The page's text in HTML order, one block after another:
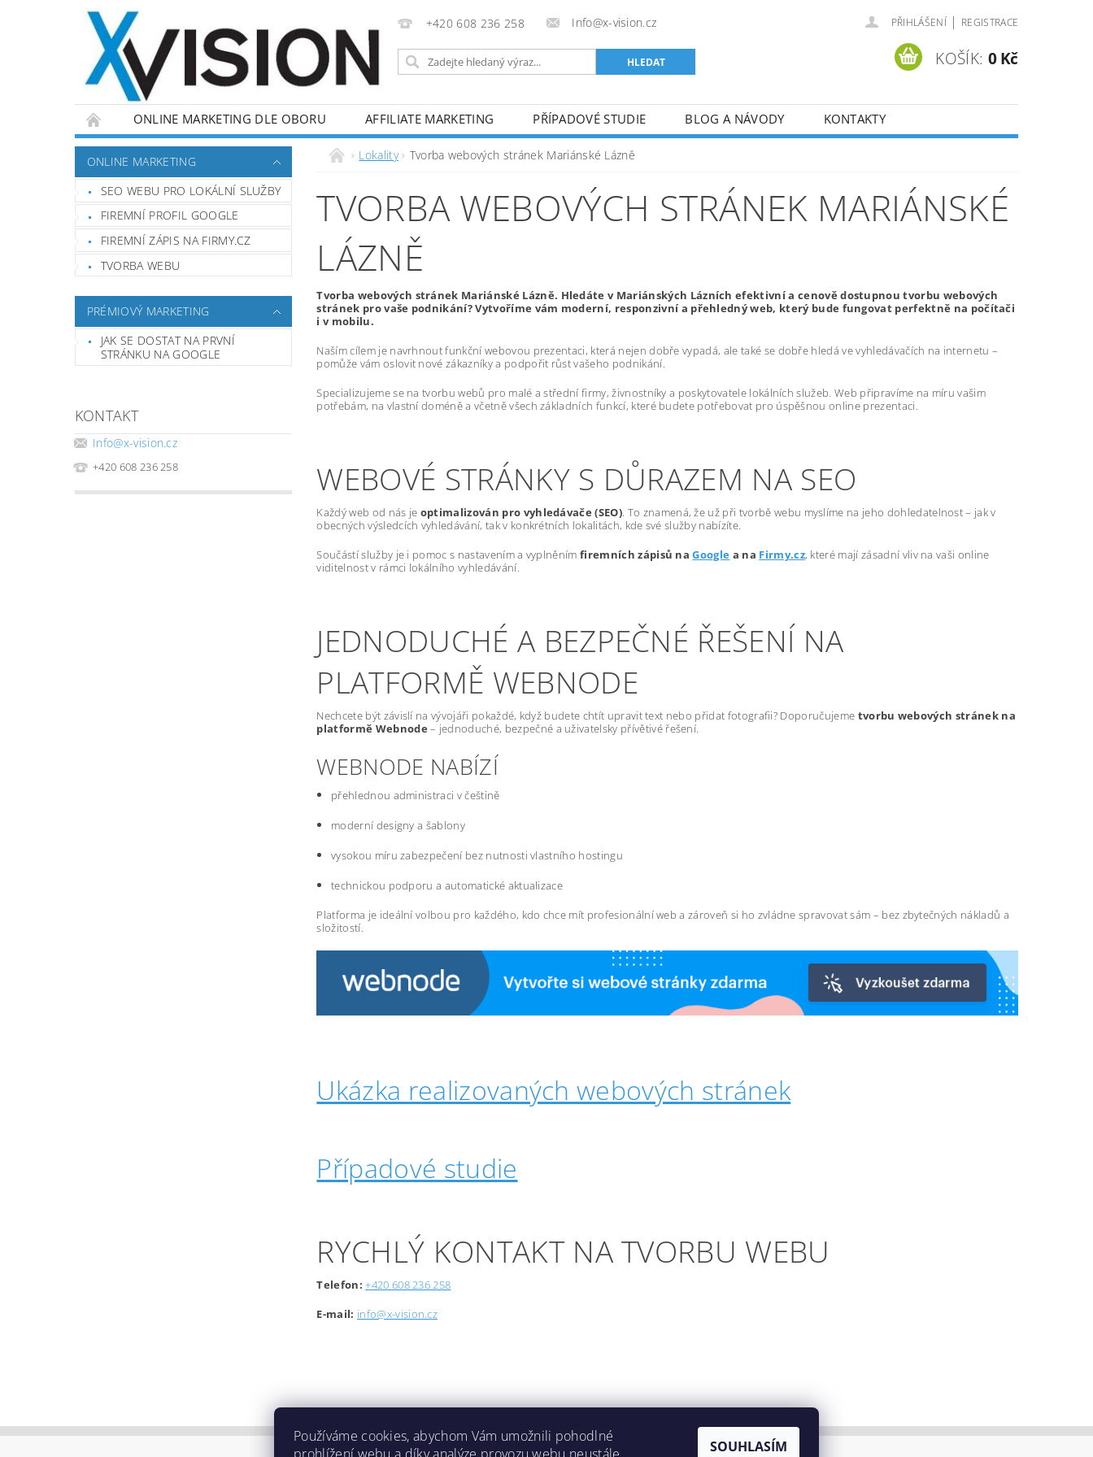
+420 608 236 258 Info@x-vision.cz PŘIHLÁŠENÍ | REGISTRACE
KOŠÍK: 0 Kč
ONLINE MARKETING DLE OBORU AFFILIATE MARKETING PŘÍPADOVÉ STUDIE BLOG A NÁVODY KONTAKTY
ONLINE MARKETING
SEO WEBU PRO LOKÁLNÍ SLUŽBY
FIREMNÍ PROFIL GOOGLE
FIREMNÍ ZÁPIS NA FIRMY.CZ
TVORBA WEBU
PRÉMIOVÝ MARKETING
JAK SE DOSTAT NA PRVNÍ
STRÁNKU NA GOOGLE
KONTAKT
Info@x-vision.cz
+420 608 236 258
Lokality Tvorba webových stránek Mariánské Lázně
TVORBA WEBOVÝCH STRÁNEK MARIÁNSKÉ
LÁZNĚ
Tvorba webových stránek Mariánské Lázně. Hledáte v Mariánských Lázních efektivní a cenově dostupnou tvorbu webových
stránek pro vaše podnikání? Vytvoříme vám moderní, responzivní a přehledný web, který bude fungovat perfektně na počítači
i v mobilu.
Naším cílem je navrhnout funkční webovou prezentaci, která nejen dobře vypadá, ale také se dobře hledá ve vyhledávačích na internetu –
pomůže vám oslovit nové zákazníky a podpořit růst vašeho podnikání.
Specializujeme se na tvorbu webů pro malé a střední firmy, živnostníky a poskytovatele lokálních služeb. Web připravíme na míru vašim
potřebám, na vlastní doméně a včetně všech základních funkcí, které budete potřebovat pro úspěšnou online prezentaci.
WEBOVÉ STRÁNKY S DŮRAZEM NA SEO
Každý web od nás je optimalizován pro vyhledávače (SEO). To znamená, že už při tvorbě webu myslíme na jeho dohledatelnost – jak v
obecných výsledcích vyhledávání, tak v konkrétních lokalitách, kde své služby nabízíte.
Součástí služby je i pomoc s nastavením a vyplněnímfiremních zápisů naGoogle a na Firmy.cz, které mají zásadní vliv na vaši online
viditelnost v rámci lokálního vyhledávání.
JEDNODUCHÉ A BEZPEČNÉ ŘEŠENÍ NA
PLATFORMĚ WEBNODE
Nechcete být závislí na vývojáři pokaždé, když budete chtít upravit text nebo přidat fotografii? Doporučujeme tvorbu webových stránek na
platformě Webnode – jednoduché, bezpečné a uživatelsky přívětivé řešení.
WEBNODE NABÍZÍ
přehlednou administraci v češtině
moderní designy a šablony
vysokou míru zabezpečení bez nutnosti vlastního hostingu
technickou podporu a automatické aktualizace
Platforma je ideální volbou pro každého, kdo chce mít profesionální web a zároveň si ho zvládne spravovat sám – bez zbytečných nákladů a
složitostí.
Ukázka realizovaných webových stránek
Případové studie
RYCHLÝ KONTAKT NA TVORBU WEBU
Telefon: +420 608 236 258
E-mail: info@x-vision.cz
Používáme cookies, abychom Vám umožnili pohodlné
SOUHLASÍM